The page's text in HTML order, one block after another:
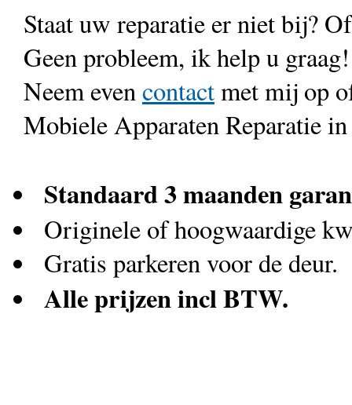
Staat uw reparatie er niet bij?
Geen probleem, ik help u graag!
Neem evencontactmet mij op
Mobiele Apparaten Reparatie
Standaard 3 maanden
Originele of hoogwaardige
Gratis parkeren voor de deur.
Alle prijzen incl BTW.